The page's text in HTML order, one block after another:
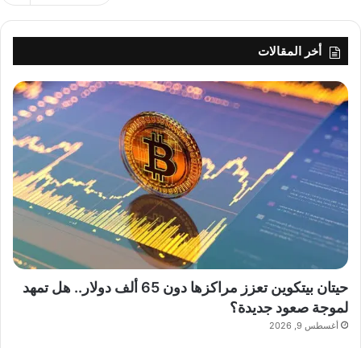
أخر المقالات
حيتان بيتكوين تعزز مراكزها دون 65 ألف دولار.. هل تمهد
لموجة صعود جديدة؟
أغسطس 9, 2026